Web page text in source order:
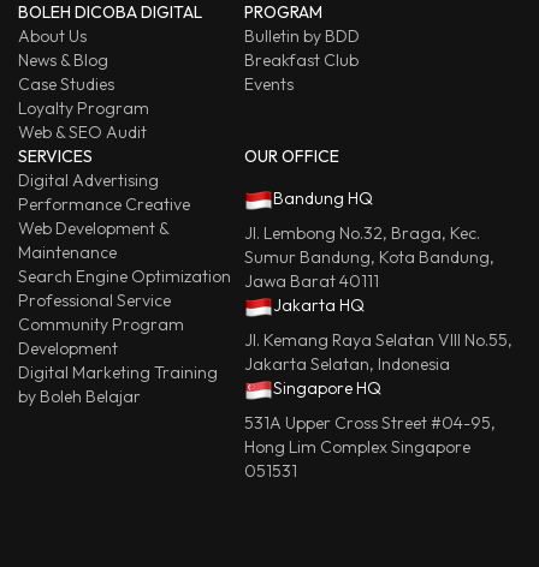
BOLEH DICOBA DIGITAL
About Us
News & Blog
Case Studies
Loyalty Program
Web & SEO Audit
PROGRAM
Bulletin by BDD
Breakfast Club
Events
SERVICES
Digital Advertising
Performance Creative
Web Development &
Maintenance
Search Engine Optimization
Professional Service
Community Program
Development
Digital Marketing Training
by Boleh Belajar
OUR OFFICE
Bandung HQ
Jl. Lembong No.32, Braga, Kec.
Sumur Bandung, Kota Bandung,
Jawa Barat 40111
Jakarta HQ
Jl. Kemang Raya Selatan VIII No.55,
Jakarta Selatan, Indonesia
Singapore HQ
531A Upper Cross Street #04-95,
Hong Lim Complex Singapore
051531